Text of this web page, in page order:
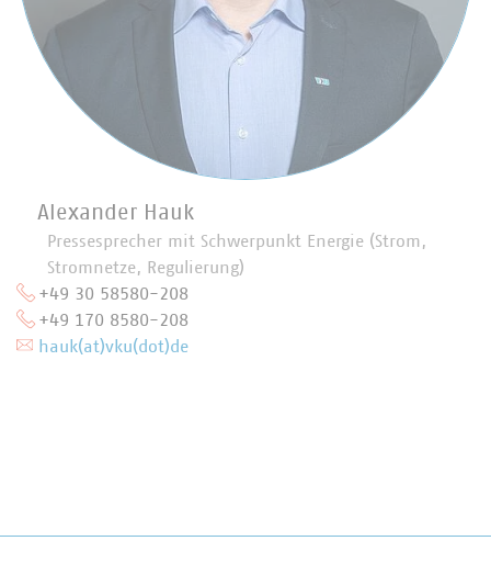
Alexander Hauk
Pressesprecher mit Schwerpunkt Energie (Strom,
Stromnetze, Regulierung)
+49 30 58580-208
+49 170 8580-208
hauk(at)vku(dot)de